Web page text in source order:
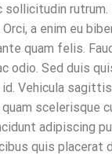
sollicitudin rutrum.
a enim eu
quam felis.
odio. Sed duis
Vehicula
scelerisque
adipiscing
quis placerat